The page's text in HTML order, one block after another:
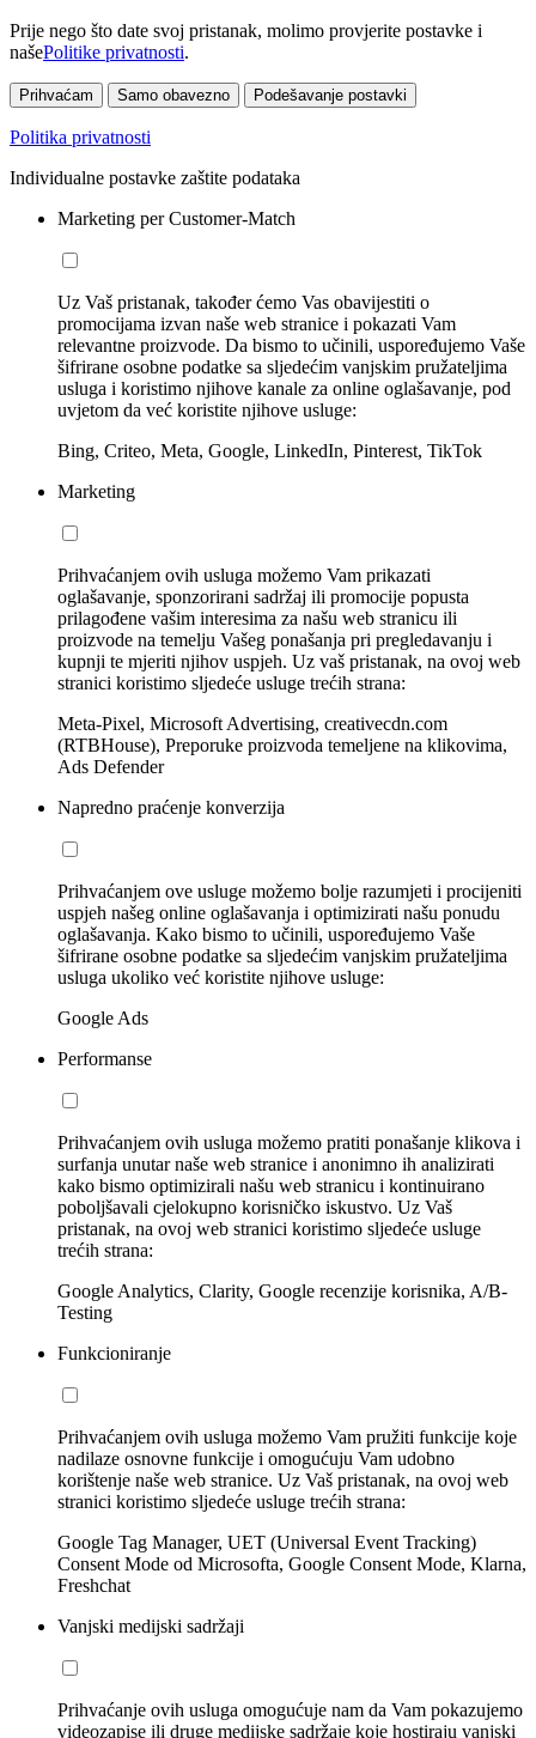
Prije nego što date svoj pristanak, molimo provjerite postavke i
našePolitike privatnosti.
Prihvaćam Samo obavezno Podešavanje postavki
Politika privatnosti
Individualne postavke zaštite podataka
Marketing per Customer-Match
Uz Vaš pristanak, također ćemo Vas obavijestiti o
promocijama izvan naše web stranice i pokazati Vam
relevantne proizvode. Da bismo to učinili, uspoređujemo Vaše
šifrirane osobne podatke sa sljedećim vanjskim pružateljima
usluga i koristimo njihove kanale za online oglašavanje, pod
uvjetom da već koristite njihove usluge:
Bing, Criteo, Meta, Google, LinkedIn, Pinterest, TikTok
Marketing
Prihvaćanjem ovih usluga možemo Vam prikazati
oglašavanje, sponzorirani sadržaj ili promocije popusta
prilagođene vašim interesima za našu web stranicu ili
proizvode na temelju Vašeg ponašanja pri pregledavanju i
kupnji te mjeriti njihov uspjeh. Uz vaš pristanak, na ovoj web
stranici koristimo sljedeće usluge trećih strana:
Meta-Pixel, Microsoft Advertising, creativecdn.com
(RTBHouse), Preporuke proizvoda temeljene na klikovima,
Ads Defender
Napredno praćenje konverzija
Prihvaćanjem ove usluge možemo bolje razumjeti i procijeniti
uspjeh našeg online oglašavanja i optimizirati našu ponudu
oglašavanja. Kako bismo to učinili, uspoređujemo Vaše
šifrirane osobne podatke sa sljedećim vanjskim pružateljima
usluga ukoliko već koristite njihove usluge:
Google Ads
Performanse
Prihvaćanjem ovih usluga možemo pratiti ponašanje klikova i
surfanja unutar naše web stranice i anonimno ih analizirati
kako bismo optimizirali našu web stranicu i kontinuirano
poboljšavali cjelokupno korisničko iskustvo. Uz Vaš
pristanak, na ovoj web stranici koristimo sljedeće usluge
trećih strana:
Google Analytics, Clarity, Google recenzije korisnika, A/B-
Testing
Funkcioniranje
Prihvaćanjem ovih usluga možemo Vam pružiti funkcije koje
nadilaze osnovne funkcije i omogućuju Vam udobno
korištenje naše web stranice. Uz Vaš pristanak, na ovoj web
stranici koristimo sljedeće usluge trećih strana:
Google Tag Manager, UET (Universal Event Tracking)
Consent Mode od Microsofta, Google Consent Mode, Klarna,
Freshchat
Vanjski medijski sadržaji
Prihvaćanje ovih usluga omogućuje nam da Vam pokazujemo
videozapise ili druge medijske sadržaje koje hostiraju vanjski